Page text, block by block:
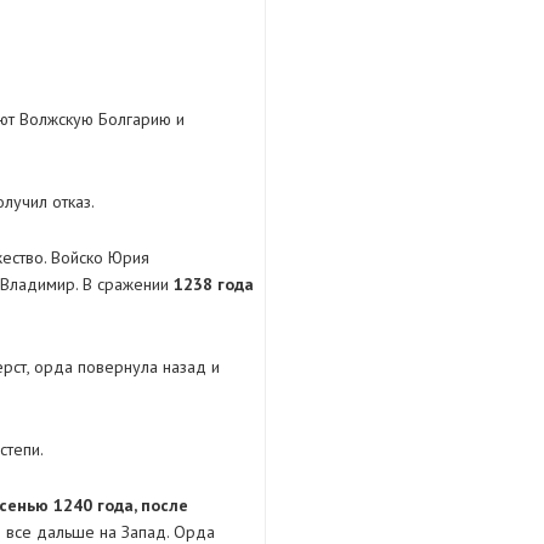
Волжскую Болгарию и
отказ.
Войско Юрия
В сражении 1238 года
орда повернула назад и
1240 года, после
все дальше на Запад. Орда